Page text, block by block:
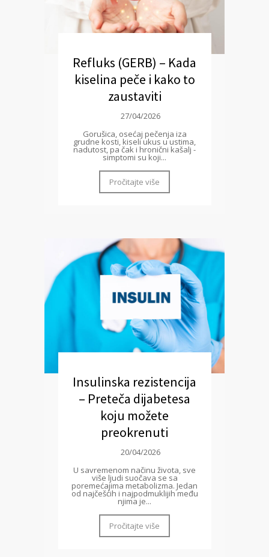
Refluks (GERB) – Kada
kiselina peče i kako to
zaustaviti
27/04/2026
Gorušica, osećaj pečenja iza
grudne kosti, kiseli ukus u ustima,
nadutost, pa čak i hronični kašalj -
simptomi su koji...
Pročitajte više
Insulinska rezistencija
– Preteča dijabetesa
koju možete
preokrenuti
20/04/2026
U savremenom načinu života, sve
više ljudi suočava se sa
poremećajima metabolizma. Jedan
od najčešćih i najpodmuklijih među
njima je...
Pročitajte više